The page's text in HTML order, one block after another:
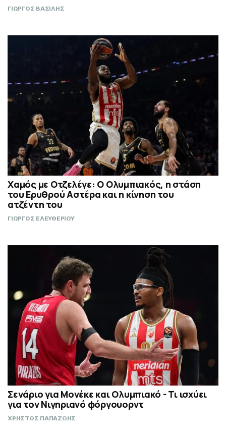
ΓΙΩΡΓΟΣ ΒΑΣΙΛΗΣ
Χαμός με Οτζελέγε: Ο Ολυμπιακός, η στάση
του Ερυθρού Αστέρα και η κίνηση του
ατζέντη του
ΓΙΩΡΓΟΣ ΕΛΕΥΘΕΡΙΟΥ
Σενάριο για Μονέκε και Ολυμπιακό - Τι ισχύει
για τον Νιγηριανό φόργουορντ
ΧΡΗΣΤΟΣ ΠΑΠΑΖΩΗΣ